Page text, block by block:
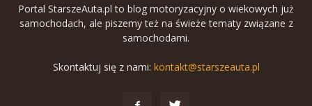
Portal StarszeAuta.pl to blog motoryzacyjny o wiekowych już
samochodach, ale piszemy też na świeże tematy związane z
samochodami.
Skontaktuj się z nami: kontakt@starszeauta.pl